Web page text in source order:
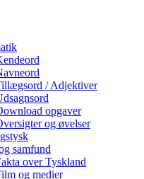
/ Adjektiver
opgaver
og øvelser
samfund
over Tyskland
og medier